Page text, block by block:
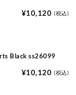
¥10,120 (税込)
Black ss26099
¥10,120 (税込)